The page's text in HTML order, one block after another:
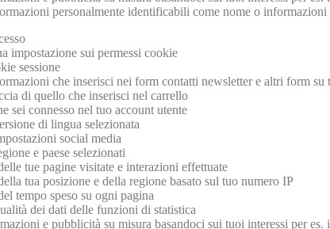
personalmente identificabili come nome o informazioni
impostazione sui permessi cookie
sessione
che inserisci nei form contatti newsletter e altri form su
di quello che inserisci nel carrello
sei connesso nel tuo account utente
di lingua selezionata
social media
e paese selezionati
tue pagine visitate e interazioni effettuate
tua posizione e della regione basato sul tuo numero IP
tempo speso su ogni pagina
dei dati delle funzioni di statistica
e pubblicità su misura basandoci sui tuoi interessi per